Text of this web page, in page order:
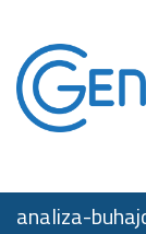
analiza-